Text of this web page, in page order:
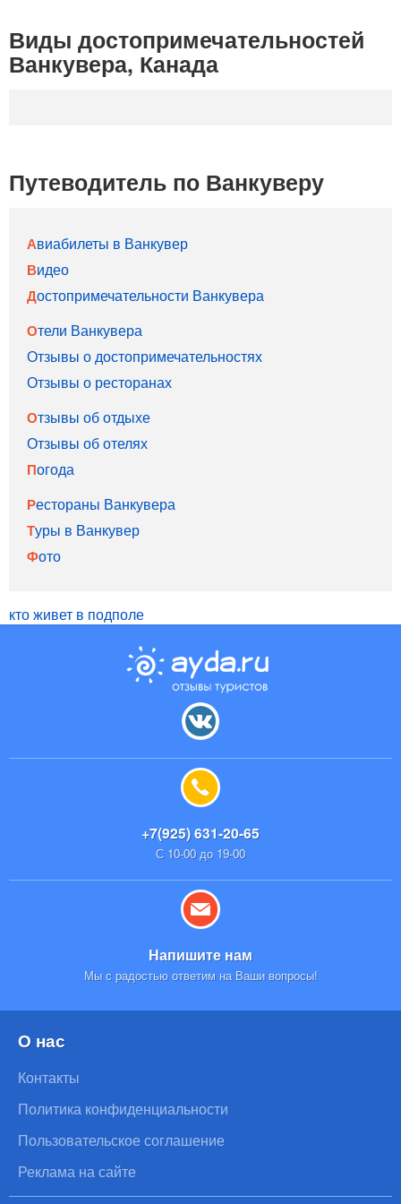
Виды достопримечательностей
Ванкувера, Канада
Путеводитель по Ванкуверу
Авиабилеты в Ванкувер
Видео
Достопримечательности Ванкувера
Отели Ванкувера
Отзывы о достопримечательностях
Отзывы о ресторанах
Отзывы об отдыхе
Отзывы об отелях
Погода
Рестораны Ванкувера
Туры в Ванкувер
Фото
кто живет в подполе
+7(925) 631-20-65
С 10-00 до 19-00
Напишите нам
Мы с радостью ответим на Ваши вопросы!
О нас
Контакты
Политика конфиденциальности
Пользовательское соглашение
Реклама на сайте